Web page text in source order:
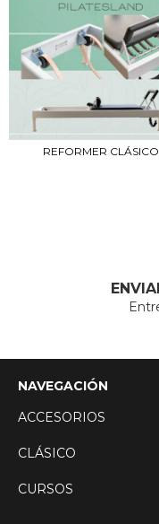
REFORMER CLÁSICO
NAVEGACIÓN
ACCESORIOS
CLÁSICO
CURSOS